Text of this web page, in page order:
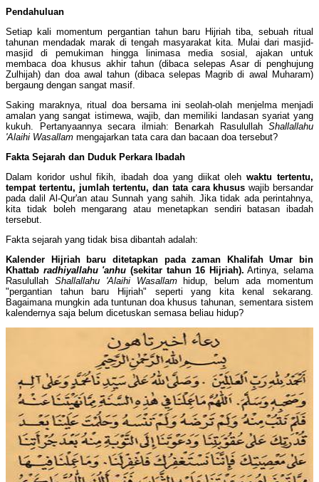
Pendahuluan
Setiap kali momentum pergantian tahun baru Hijriah tiba, sebuah ritual
tahunan mendadak marak di tengah masyarakat kita. Mulai dari masjid-
masjid di pemukiman hingga linimasa media sosial, ajakan untuk
membaca doa khusus akhir tahun (dibaca selepas Asar di penghujung
Zulhijah) dan doa awal tahun (dibaca selepas Magrib di awal Muharam)
bergaung dengan sangat masif.
Saking maraknya, ritual doa bersama ini seolah-olah menjelma menjadi
amalan yang sangat istimewa, wajib, dan memiliki landasan syariat yang
kukuh. Pertanyaannya secara ilmiah: Benarkah Rasulullah Shallallahu
'Alaihi Wasallam mengajarkan tata cara dan bacaan doa tersebut?
Fakta Sejarah dan Duduk Perkara Ibadah
Dalam koridor ushul fikih, ibadah doa yang diikat olehwaktu tertentu,
tempat tertentu, jumlah tertentu, dan tata cara khusus wajib bersandar
pada dalil Al-Qur'an atau Sunnah yang sahih. Jika tidak ada perintahnya,
kita tidak boleh mengarang atau menetapkan sendiri batasan ibadah
tersebut.
Fakta sejarah yang tidak bisa dibantah adalah:
Kalender Hijriah baru ditetapkan pada zaman Khalifah Umar bin
Khattab radhiyallahu 'anhu (sekitar tahun 16 Hijriah). Artinya, selama
Rasulullah Shallallahu 'Alaihi Wasallamhidup, belum ada momentum
"pergantian tahun baru Hijriah" seperti yang kita kenal sekarang.
Bagaimana mungkin ada tuntunan doa khusus tahunan, sementara sistem
kalendernya saja belum dicetuskan semasa beliau hidup?